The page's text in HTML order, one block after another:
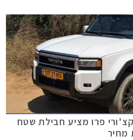
פרו מציע חבילת שטח
מחיר